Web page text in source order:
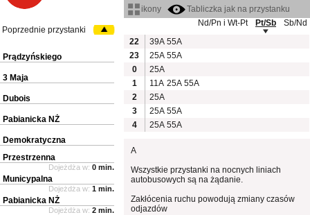
ikony
Tabliczka jak na przystanku
Nd/Pn i Wt-Pt
Pt/Sb
Sb/Nd
22
39A 55A
23
25A 55A
0
25A
1
11A 25A 55A
2
25A
3
25A 55A
4
25A 55A
A
Wszystkie przystanki na nocnych liniach
autobusowych są na żądanie.
Zakłócenia ruchu powodują zmiany czasów
odjazdów
Poprzednie przystanki
Prądzyńskiego
3 Maja
Dubois
Pabianicka NŻ
Demokratyczna
Przestrzenna
Dojeżdża w: 0 min.
Municypalna
Dojeżdża w: 1 min.
Pabianicka NŻ
Dojeżdża w: 2 min.